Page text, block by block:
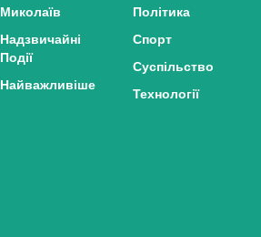
Миколаїв
Надзвичайні
Події
Найважливіше
Політика
Спорт
Суспільство
Технології